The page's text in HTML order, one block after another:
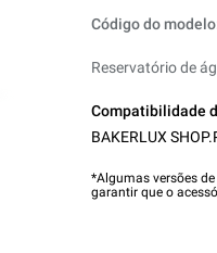
Código do
Reservatório de
Compatibilidade
BAKERLUX
*Algumas versões
garantir que o